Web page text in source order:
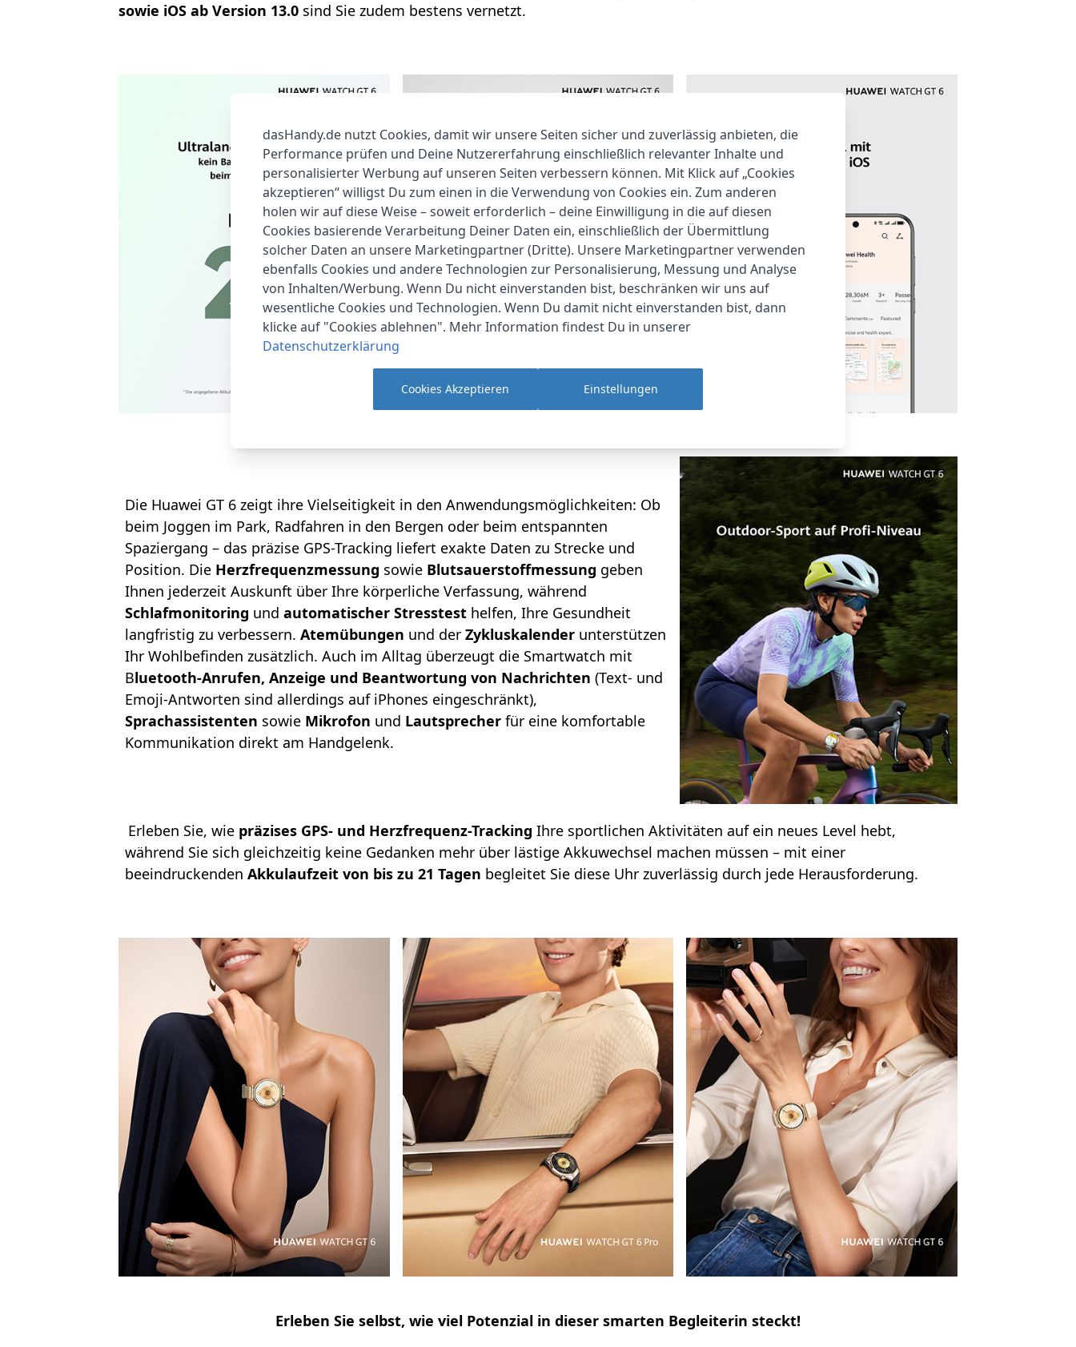
sowie iOS ab Version 13.0 sind Sie zudem bestens vernetzt.
Die Huawei GT 6 zeigt ihre Vielseitigkeit in den Anwendungsmöglichkeiten: Ob
beim Joggen im Park, Radfahren in den Bergen oder beim entspannten
Spaziergang – das präzise GPS-Tracking liefert exakte Daten zu Strecke und
Position. Die Herzfrequenzmessung sowie Blutsauerstoffmessung geben
Ihnen jederzeit Auskunft über Ihre körperliche Verfassung, während
Schlafmonitoring und automatischer Stresstest helfen, Ihre Gesundheit
langfristig zu verbessern. Atemübungen und der Zykluskalender unterstützen
Ihr Wohlbefinden zusätzlich. Auch im Alltag überzeugt die Smartwatch mit
Bluetooth-Anrufen, Anzeige und Beantwortung von Nachrichten (Text- und
Emoji-Antworten sind allerdings auf iPhones eingeschränkt),
Sprachassistenten sowie Mikrofon und Lautsprecher für eine komfortable
Kommunikation direkt am Handgelenk.
Erleben Sie, wie präzises GPS- und Herzfrequenz-Tracking Ihre sportlichen Aktivitäten auf ein neues Level hebt,
während Sie sich gleichzeitig keine Gedanken mehr über lästige Akkuwechsel machen müssen – mit einer
beeindruckenden Akkulaufzeit von bis zu 21 Tagen begleitet Sie diese Uhr zuverlässig durch jede Herausforderung.
Erleben Sie selbst, wie viel Potenzial in dieser smarten Begleiterin steckt!
dasHandy.de nutzt Cookies, damit wir unsere Seiten sicher und zuverlässig anbieten, die
Performance prüfen und Deine Nutzererfahrung einschließlich relevanter Inhalte und
personalisierter Werbung auf unseren Seiten verbessern können. Mit Klick auf „Cookies
akzeptieren“ willigst Du zum einen in die Verwendung von Cookies ein. Zum anderen
holen wir auf diese Weise – soweit erforderlich – deine Einwilligung in die auf diesen
Cookies basierende Verarbeitung Deiner Daten ein, einschließlich der Übermittlung
solcher Daten an unsere Marketingpartner (Dritte). Unsere Marketingpartner verwenden
ebenfalls Cookies und andere Technologien zur Personalisierung, Messung und Analyse
von Inhalten/Werbung. Wenn Du nicht einverstanden bist, beschränken wir uns auf
wesentliche Cookies und Technologien. Wenn Du damit nicht einverstanden bist, dann
klicke auf "Cookies ablehnen". Mehr Information findest Du in unserer
Datenschutzerklärung
Cookies Akzeptieren Einstellungen